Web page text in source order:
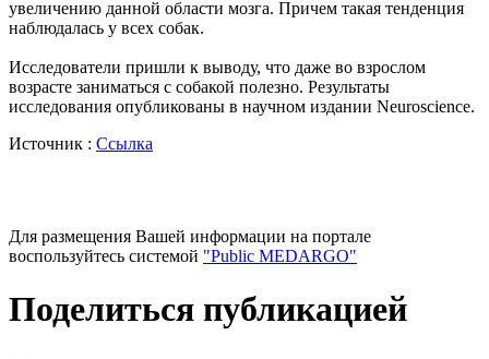
увеличению данной области мозга. Причем такая тенденция
наблюдалась у всех собак.
Исследователи пришли к выводу, что даже во взрослом
возрасте заниматься с собакой полезно. Результаты
исследования опубликованы в научном издании Neuroscience.
Источник : Ссылка
Для размещения Вашей информации на портале
воспользуйтесь системой "Public MEDARGO"
Поделиться публикацией